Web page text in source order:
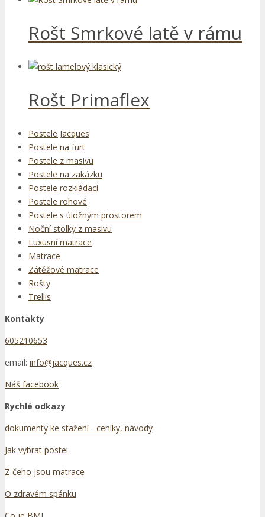
Rošt Smrkové latě v rámu
Rošt Primaflex
Postele Jacques
Postele na furt
Postele z masivu
Postele na zakázku
Postele rozkládací
Postele rohové
Postele s úložným prostorem
Noční stolky z masivu
Luxusní matrace
Matrace
Zátěžové matrace
Rošty
Trellis
Kontakty
605210653
email: info@jacques.cz
Náš facebook
Rychlé odkazy
dokumenty ke stažení - ceníky, návody
Jak vybrat postel
Z čeho jsou matrace
O zdravém spánku